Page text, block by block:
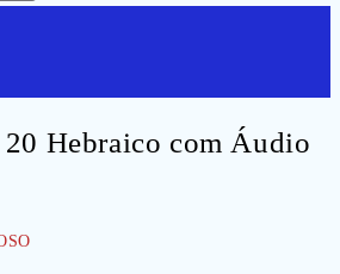
Hebraico com Áudio